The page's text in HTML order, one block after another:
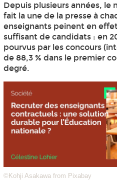
Depuis plusieurs années, le
fait la une de la presse à
enseignants peinent en
suffisant de candidats : en
pourvus par les concours
de 88,3 % dans le premier
degré.
©Kohji Asakawa from Pixabay